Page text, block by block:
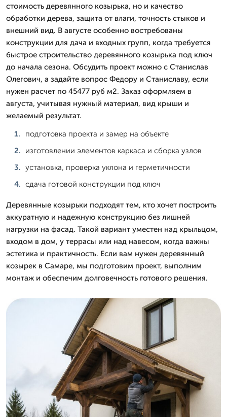
стоимость деревянного козырька, но и качество
обработки дерева, защита от влаги, точность стыков и
внешний вид. В августе особенно востребованы
конструкции для дача и входных групп, когда требуется
быстрое строительство деревянного козырька под ключ
до начала сезона. Обсудить проект можно с Станислав
Олегович, а задайте вопрос Федору и Станиславу, если
нужен расчет по 45477 руб м2. Заказ оформляем в
августа, учитывая нужный материал, вид крыши и
желаемый результат.
подготовка проекта и замер на объекте
изготовлении элементов каркаса и сборка узлов
установка, проверка уклона и герметичности
сдача готовой конструкции под ключ
Деревянные козырьки подходят тем, кто хочет построить
аккуратную и надежную конструкцию без лишней
нагрузки на фасад. Такой вариант уместен над крыльцом,
входом в дом, у террасы или над навесом, когда важны
эстетика и практичность. Если вам нужен деревянный
козырек в Самаре, мы подготовим проект, выполним
монтаж и обеспечим долговечность готового решения.